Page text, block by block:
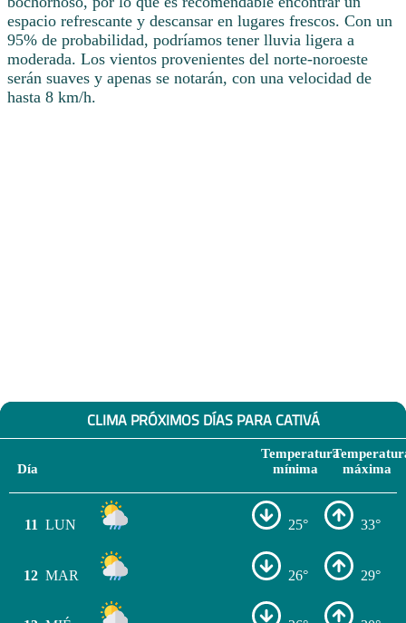
espacio refrescante y descansar en lugares frescos. Con un
95% de probabilidad, podríamos tener lluvia ligera a
moderada. Los vientos provenientes del norte-noroeste
serán suaves y apenas se notarán, con una velocidad de
hasta 8 km/h.
CLIMA PRÓXIMOS DÍAS PARA CATIVÁ
Día
Temperatura
mínima
máxima
11 LUN 25° 33°
12 MAR 26° 29°